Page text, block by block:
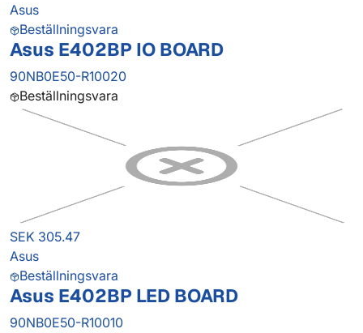
Asus
Beställningsvara
Asus E402BP IO BOARD
90NB0E50-R10020
Beställningsvara
SEK 305.47
Asus
Beställningsvara
Asus E402BP LED BOARD
90NB0E50-R10010